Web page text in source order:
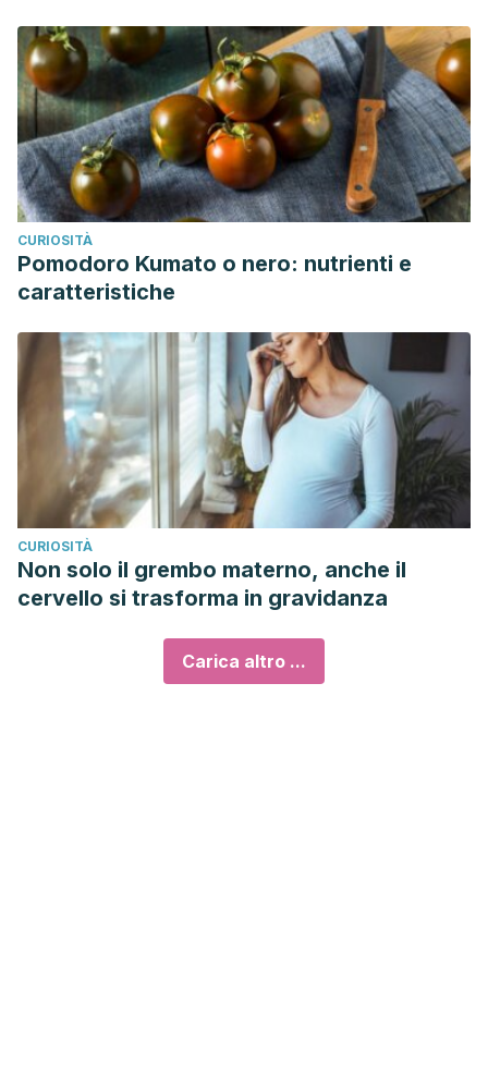
CURIOSITÀ
Pomodoro Kumato o nero: nutrienti e
caratteristiche
CURIOSITÀ
Non solo il grembo materno, anche il
cervello si trasforma in gravidanza
Carica altro ...